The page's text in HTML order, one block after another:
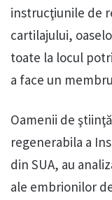
instrucţiunile de
cartilajului,
toate la locul
a face un
Oamenii de
regenerabila a
din SUA, au
ale embrionilor